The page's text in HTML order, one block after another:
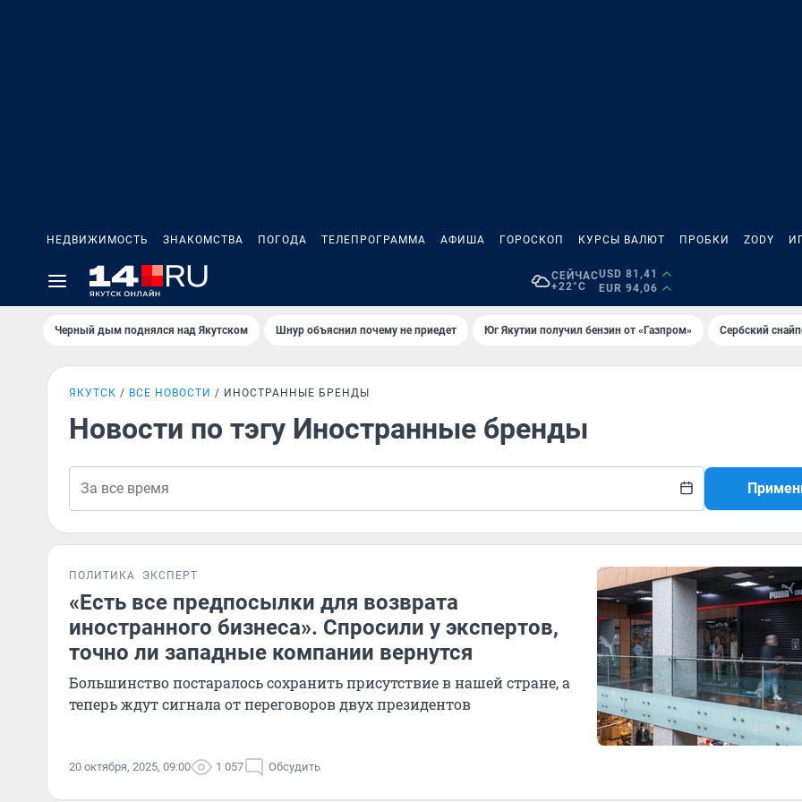
НЕДВИЖИМОСТЬ ЗНАКОМСТВА ПОГОДА ТЕЛЕПРОГРАММА АФИША ГОРОСКОП КУРСЫ ВАЛЮТ ПРОБКИ ZODY
СЕЙЧАС
+22°C
USD 81,41
EUR 94,06
Черный дым поднялся над Якутском Шнур объяснил почему не приедет Юг Якутии получил бензин от «Газпром» Сербский
ЯКУТСК ВСЕ НОВОСТИ ИНОСТРАННЫЕ БРЕНДЫ
Новости по тэгу Иностранные бренды
ПОЛИТИКА ЭКСПЕРТ
«Есть все предпосылки для возврата
иностранного бизнеса». Спросили у экспертов,
точно ли западные компании вернутся
Большинство постаралось сохранить присутствие в нашей стране, а
теперь ждут сигнала от переговоров двух президентов
20 октября, 2025, 09:00 1 057 Обсудить